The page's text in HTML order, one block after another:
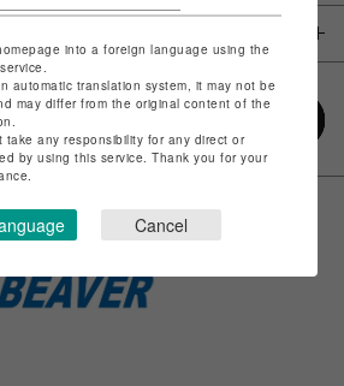
into a foreign language using the
automatic translation system, it may not be
may differ from the original content of the
take any responsibility for any direct or
by using this service. Thank you for your
Cancel